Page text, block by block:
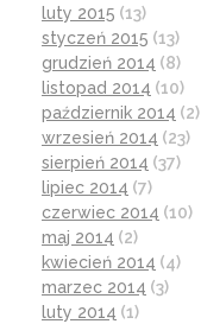
luty 2015 (13)
styczeń 2015 (13)
grudzień 2014 (8)
listopad 2014 (10)
październik 2014 (2)
wrzesień 2014 (23)
sierpień 2014 (37)
lipiec 2014 (7)
czerwiec 2014 (10)
maj 2014 (2)
kwiecień 2014 (4)
marzec 2014 (3)
luty 2014 (1)